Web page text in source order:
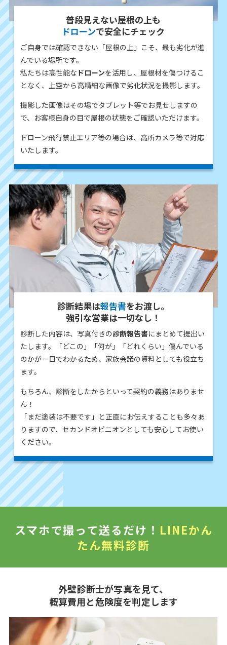
普段見えない屋根の上も
ドローンで安全にチェック
ご自身では確認できない「屋根の上」こそ、最も劣化が進
んでいる場所です。
私たちは高性能な ドローンを活用し、屋根材を傷つけるこ
となく、上空から高精細な画像で劣化状況を撮影します。
撮影した画像はその場でタブレット等でお見せしますの
で、お客様自身の目で屋根の状態をご確認いただけます。
ドローン飛行禁止エリア等の場合は、高所カメラ等で対応
いたします。
診断結果は報告書をお渡し。
強引な営業は一切なし！
診断した内容は、写真付きの診断報告書にまとめて提出い
たします。「どこの」「何が」「どれくらい」傷んでいる
のかが一目でわかるため、家族会議の資料としても役立ち
ます。
もちろん、診断をしたからといって契約の義務はありませ
ん！
「まだ塗装は不要です」と正直にお伝えすることも多々あ
りますので、セカンドオピニオンとしても安心してお使い
ください。
スマホで撮って送るだけ！ LINEかん
たん無料診断
外壁診断士が写真を見て、
概算費用と危険度を判定します